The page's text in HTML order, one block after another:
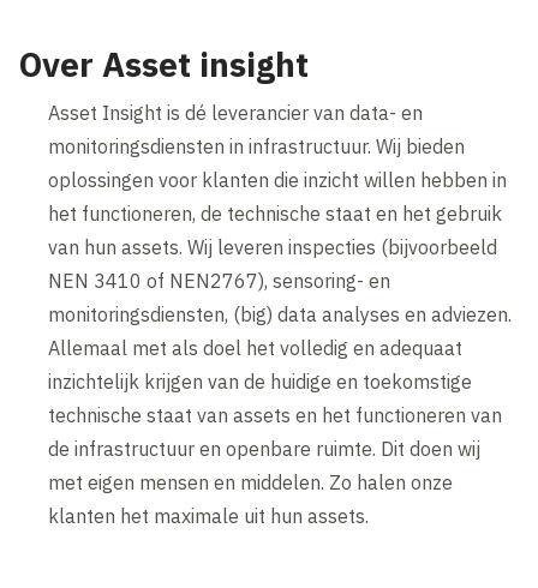
Over Asset insight
Asset Insight is dé leverancier van data- en
monitoringsdiensten in infrastructuur. Wij bieden
oplossingen voor klanten die inzicht willen hebben in
het functioneren, de technische staat en het gebruik
van hun assets. Wij leveren inspecties (bijvoorbeeld
NEN 3410 of NEN2767), sensoring- en
monitoringsdiensten, (big) data analyses en adviezen.
Allemaal met als doel het volledig en adequaat
inzichtelijk krijgen van de huidige en toekomstige
technische staat van assets en het functioneren van
de infrastructuur en openbare ruimte. Dit doen wij
met eigen mensen en middelen. Zo halen onze
klanten het maximale uit hun assets.